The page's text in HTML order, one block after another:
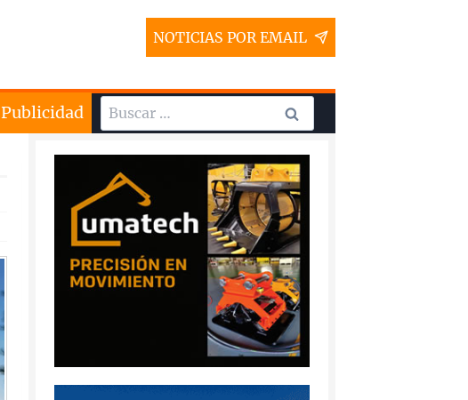
NOTICIAS POR EMAIL
Publicidad Buscar: